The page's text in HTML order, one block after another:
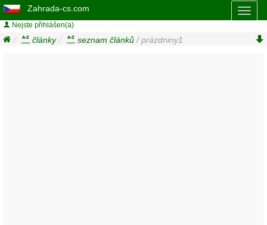
Zahrada-cs.com
Nejste přihlášen(a)
články seznam článků / prázdniny1